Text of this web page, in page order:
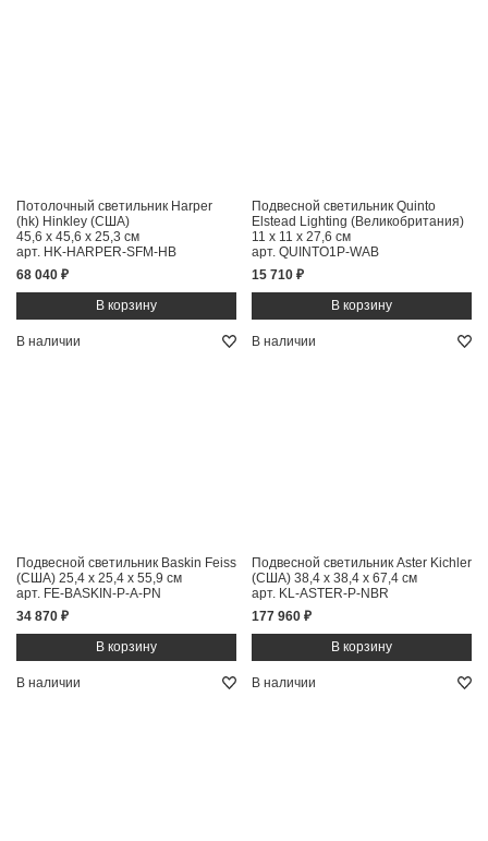
Потолочный светильник Harper
(hk) Hinkley (США)
45,6 x 45,6 x 25,3 см
арт. HK-HARPER-SFM-HB
68 040 ₽
Подвесной светильник Quinto
Elstead Lighting (Великобритания)
11 x 11 x 27,6 см
арт. QUINTO1P-WAB
15 710 ₽
В наличии
Подвесной светильник Baskin Feiss
(США) 25,4 x 25,4 x 55,9 см
арт. FE-BASKIN-P-A-PN
34 870 ₽
В наличии
Подвесной светильник Aster Kichler
(США) 38,4 x 38,4 x 67,4 см
арт. KL-ASTER-P-NBR
177 960 ₽
В наличии В наличии